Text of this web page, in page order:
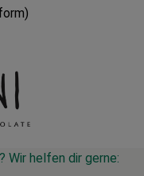
Wir helfen dir gerne: